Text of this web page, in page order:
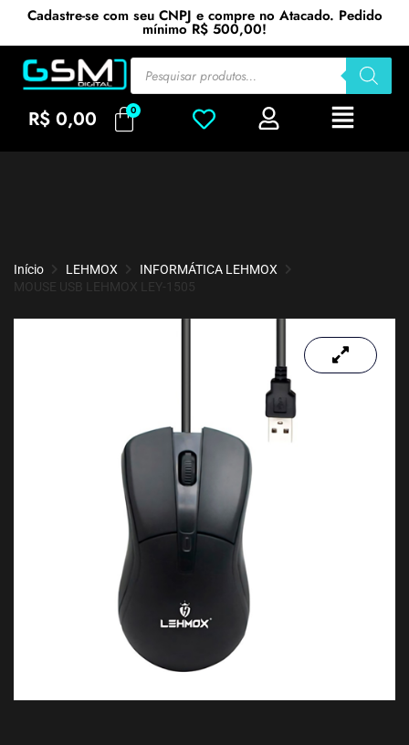
Cadastre-se com seu CNPJ e compre no Atacado. Pedido
mínimo R$ 500,00!
R$ 0,00
Início LEHMOX
INFORMÁTICA LEHMOX
MOUSE USB LEHMOX LEY-1505